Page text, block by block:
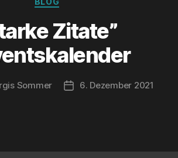
Zita­te”
Sommer Veröffentlichungsdatum
6. Dezember 2021